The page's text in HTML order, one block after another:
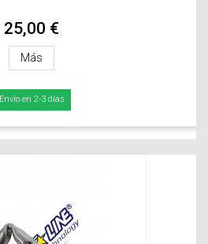
25,00 €
Más
Envío en 2-3 días